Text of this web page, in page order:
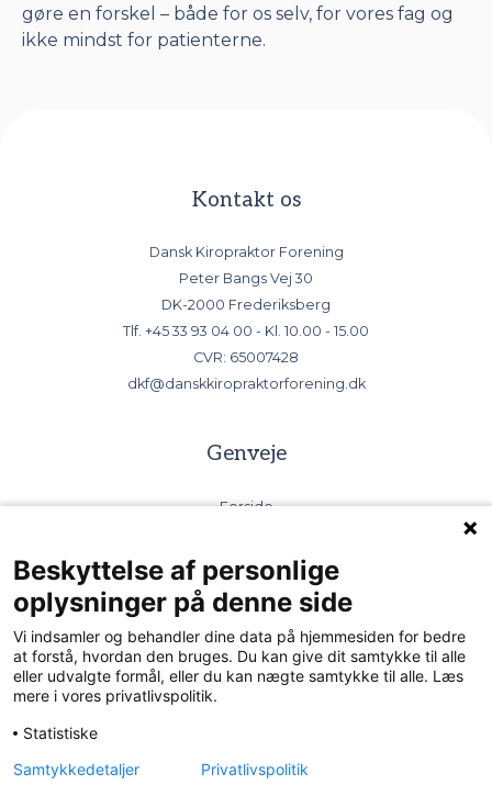
gøre en forskel – både for os selv, for vores fag og
ikke mindst for patienterne.
Kontakt os
Dansk Kiropraktor Forening
Peter Bangs Vej 30
DK-2000 Frederiksberg
Tlf. +45 33 93 04 00 - Kl. 10.00 - 15.00
CVR: 65007428
dkf@danskkiropraktorforening.dk
Genveje
Forside
Find kiropraktor
Kiropraktorernes Videncenter
DSK - kiropraktorernes selskab
Send sikker mail
Beskyttelse af personlige
oplysninger på denne side
Vi indsamler og behandler dine data på hjemmesiden for bedre
at forstå, hvordan den bruges. Du kan give dit samtykke til alle
eller udvalgte formål, eller du kan nægte samtykke til alle. Læs
mere i vores privatlivspolitik.
Statistiske
Samtykkedetaljer
Privatlivspolitik